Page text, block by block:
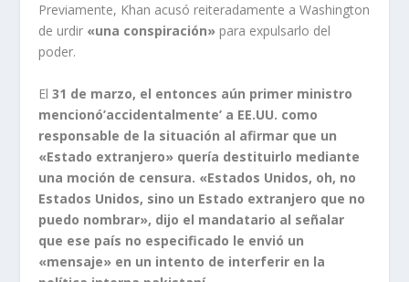
Previamente, Khan acusó reiteradamente a Washington
de urdir «una conspiración» para expulsarlo del
poder.
El31 de marzo, el entonces aún primer ministro
mencionó’accidentalmente’ a EE.UU. como
responsable de la situación al afirmar que un
«Estado extranjero» quería destituirlo mediante
una moción de censura. «Estados Unidos, oh, no
Estados Unidos, sino un Estado extranjero que no
puedo nombrar», dijo el mandatario al señalar
que ese país no especificado le envió un
«mensaje» en un intento de interferir en la